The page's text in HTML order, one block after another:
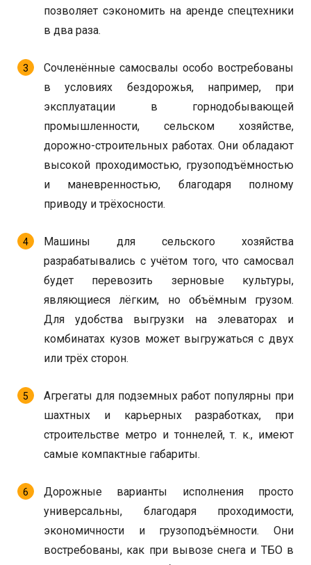
позволяет сэкономить на аренде спецтехники
в два раза.
Сочленённые самосвалы особо востребованы
в условиях бездорожья, например, при
эксплуатации в горнодобывающей
промышленности, сельском хозяйстве,
дорожно-строительных работах. Они обладают
высокой проходимостью, грузоподъёмностью
и маневренностью, благодаря полному
приводу и трёхосности.
Машины для сельского хозяйства
разрабатывались с учётом того, что самосвал
будет перевозить зерновые культуры,
являющиеся лёгким, но объёмным грузом.
Для удобства выгрузки на элеваторах и
комбинатах кузов может выгружаться с двух
или трёх сторон.
Агрегаты для подземных работ популярны при
шахтных и карьерных разработках, при
строительстве метро и тоннелей, т. к., имеют
самые компактные габариты.
Дорожные варианты исполнения просто
универсальны, благодаря проходимости,
экономичности и грузоподъёмности. Они
востребованы, как при вывозе снега и ТБО в